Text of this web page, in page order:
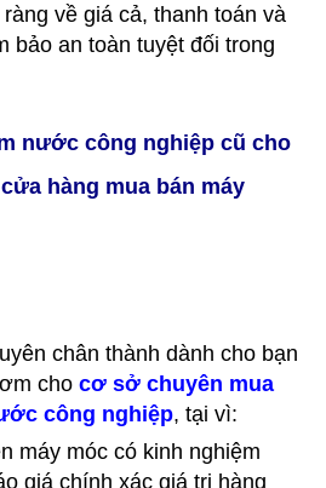
về giá cả, thanh toán và
bảo an toàn tuyệt đối trong
nước công nghiệp cũ cho
hàng mua bán máy
chân thành dành cho bạn
cho cơ sở chuyên mua
công nghiệp, tại vì:
máy móc có kinh nghiệm
giá chính xác giá trị hàng